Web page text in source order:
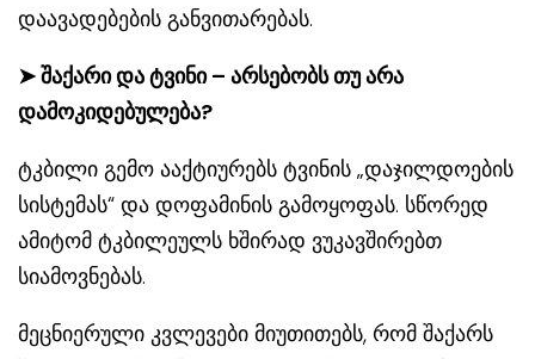
დაავადებების განვითარებას.
➤შაქარი და ტვინი – არსებობს თუ არა
დამოკიდებულება?
ტკბილი გემო ააქტიურებს ტვინის „დაჯილდოების
სისტემას“ და დოფამინის გამოყოფას. სწორედ
ამიტომ ტკბილეულს ხშირად ვუკავშირებთ
სიამოვნებას.
მეცნიერული კვლევები მიუთითებს, რომ შაქარს